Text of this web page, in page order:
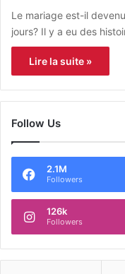
Le mariage est-il
jours? Il y a eu des
Lire la suite »
Follow Us
2.1M
Followers
126k
Followers